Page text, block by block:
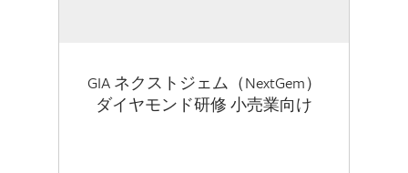
GIA ネクストジェム（NextGem）
ダイヤモンド研修 小売業向け